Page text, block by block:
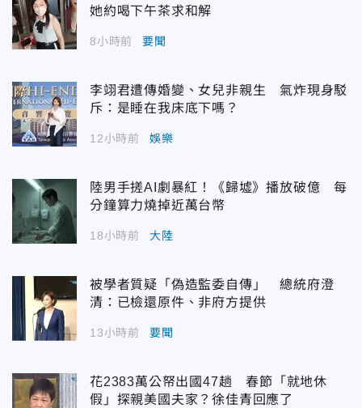
她約喝下午茶求和解
8小時前 要聞
李翊君遭傳婚變、女兒非親生 氣炸現身駁
斥：是睡在我床底下嗎？
12小時前 娛樂
陸男手搓AI劇暴紅！《歸墟》播放破億 每
分鐘算力燒掉近萬台幣
18小時前 大陸
被學者質疑「偽造監委自傳」 總統府澄
清：已檢還原件、非府方提供
13小時前 要聞
花2383萬公帑出國47趟 春節「就地休
假」探親美國夫家？徐佳青回應了